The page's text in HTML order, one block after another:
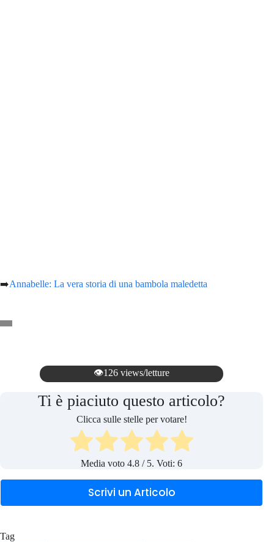
➡️Annabelle: La vera storia di una bambola maledetta
👁️126 views/letture
Ti è piaciuto questo articolo?
Clicca sulle stelle per votare!
Media voto4.8 / 5. Voti:6
Scrivi un Articolo
Tag